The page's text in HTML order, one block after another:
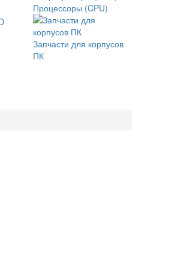
Процессоры (CPU)
Запчасти для корпусов
ПК